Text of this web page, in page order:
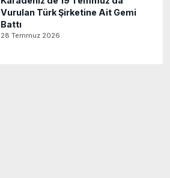
Vurulan Türk Şirketine Ait Gemi
Battı
28 Temmuz 2026